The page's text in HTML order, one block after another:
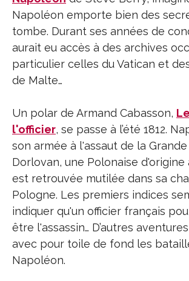
Napoléon emporte bien des
tombe. Durant ses années de
aurait eu accès à des archives
particulier celles du Vatican et
de Malte…
Un polar de Armand Cabasson,
l'officier, se passe à l’été 1812.
son armée à l'assaut de la Grande
Dorlovan, une Polonaise d'origine
est retrouvée mutilée dans sa
Pologne. Les premiers indices
indiquer qu'un officier français
être l'assassin… D’autres
avec pour toile de fond les
Napoléon.